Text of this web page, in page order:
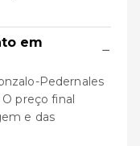
em
−
Pedernales
preço final
e das